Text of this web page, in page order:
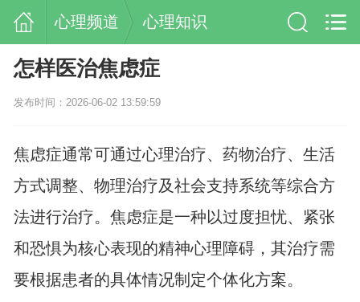
心理频道 心理知识
怎样医治焦虑症
发布时间：2026-06-02 13:59:59
焦虑症通常可通过心理治疗、药物治疗、生活
方式调整、物理治疗及社会支持系统等综合方
法进行治疗。焦虑症是一种以过度担忧、紧张
和恐惧为核心表现的精神心理障碍，其治疗需
要根据患者的具体情况制定个体化方案。